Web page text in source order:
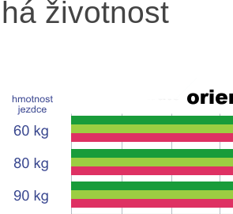
životnost